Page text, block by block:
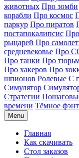
животных Про зомби
корабли Про космос
паркур Про пиратов
постапокалипсис
рыцарей Про
средневековье Про
Про танки Про
Про хакеров Про
шпионов Ролевые С
Симулятор
Стратегии
времени Тёмное
Menu
Главная
Как скачивать
Стол заказов